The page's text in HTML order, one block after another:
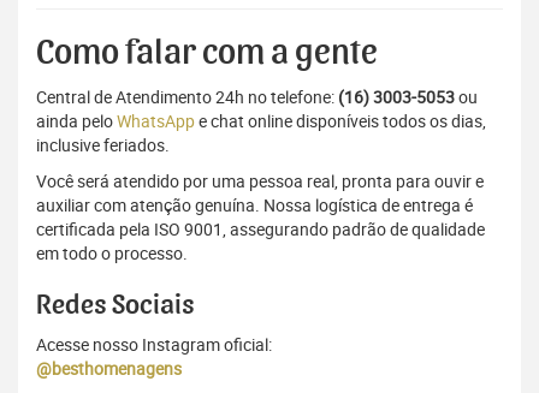
Como falar com a gente
Central de Atendimento 24h no telefone: (16) 3003-5053ou
ainda peloWhatsAppe chat online disponíveis todos os dias,
inclusive feriados.
Você será atendido por uma pessoa real, pronta para ouvir e
auxiliar com atenção genuína. Nossa logística de entrega é
certificada pela ISO 9001, assegurando padrão de qualidade
em todo o processo.
Redes Sociais
Acesse nosso Instagram oficial:
@besthomenagens